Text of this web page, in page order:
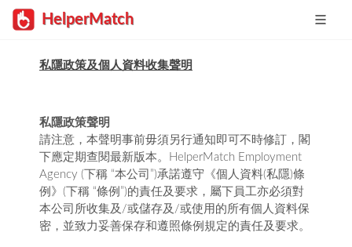
HelperMatch
私隱政策及個人資料收集聲明
私隱政策聲明
請注意，本聲明事前毋須另行通知即可不時修訂，閣
下應定期查閱最新版本。HelperMatch Employment
Agency (下稱 “本公司”)承諾遵守《個人資料(私隱)條
例》(下稱 “條例”)的責任及要求，屬下員工亦必須對
本公司所收集及/或儲存及/或使用的所有個人資料保
密，並致力妥善保存和遵照條例規定的責任及要求。